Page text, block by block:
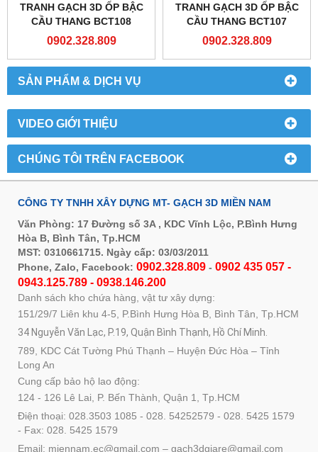
SẢN PHẨM & DỊCH VỤ
VIDEO GIỚI THIỆU
CHÚNG TÔI TRÊN FACEBOOK
TRANH GẠCH 3D ỐP BẬC
CẦU THANG BCT108
0902.328.809
TRANH GẠCH 3D ỐP BẬC
CẦU THANG BCT107
0902.328.809
CÔNG TY TNHH XÂY DỰNG MT- GẠCH 3D MIỀN NAM
Văn Phòng: 17 Đường số 3A , KDC Vĩnh Lộc, P.Bình Hưng
Hòa B, Bình Tân, Tp.HCM
MST: 0310661715. Ngày cấp: 03/03/2011
Phone, Zalo, Facebook: 0902.328.809 - 0902 435 057 -
0943.125.789 - 0938.146.200
Danh sách kho chứa hàng, vật tư xây dựng:
151/29/7 Liên khu 4-5, P.Bình Hưng Hòa B, Bình Tân, Tp.HCM
34 Nguyễn Văn Lạc, P.19, Quận Bình Thạnh, Hồ Chí Minh.
789, KDC Cát Tường Phú Thạnh – Huyện Đức Hòa – Tỉnh
Long An
Cung cấp bảo hộ lao động:
124 - 126 Lê Lai, P. Bến Thành, Quận 1, Tp.HCM
Điện thoại: 028.3503 1085 - 028. 54252579 - 028. 5425 1579
- Fax: 028. 5425 1579
Email: miennam.ec@gmail.com – gach3dgiare@gmail.com